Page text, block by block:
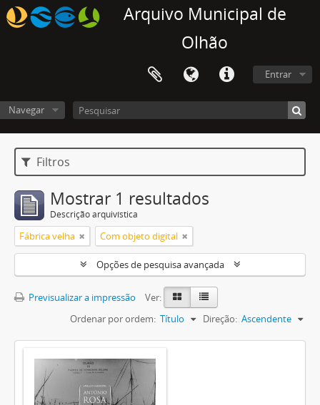
Arquivo Municipal de
Olhão
Entrar
Navegar
Filtros
Mostrar 1 resultados
Descrição arquivística
Fábrica velha Com objeto digital
Opções de pesquisa avançada
Previsualizar a impressão
Ver:
Ordenar por ordem: Título Direção: Ascendente